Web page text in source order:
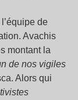
de
Avachis
montant la
de nos vigiles
Alors qui